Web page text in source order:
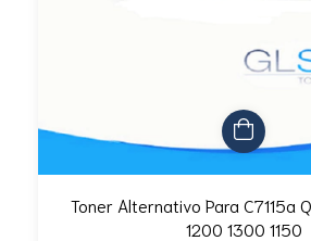
Toner Alternativo Para C7115a
1200 1300 1150